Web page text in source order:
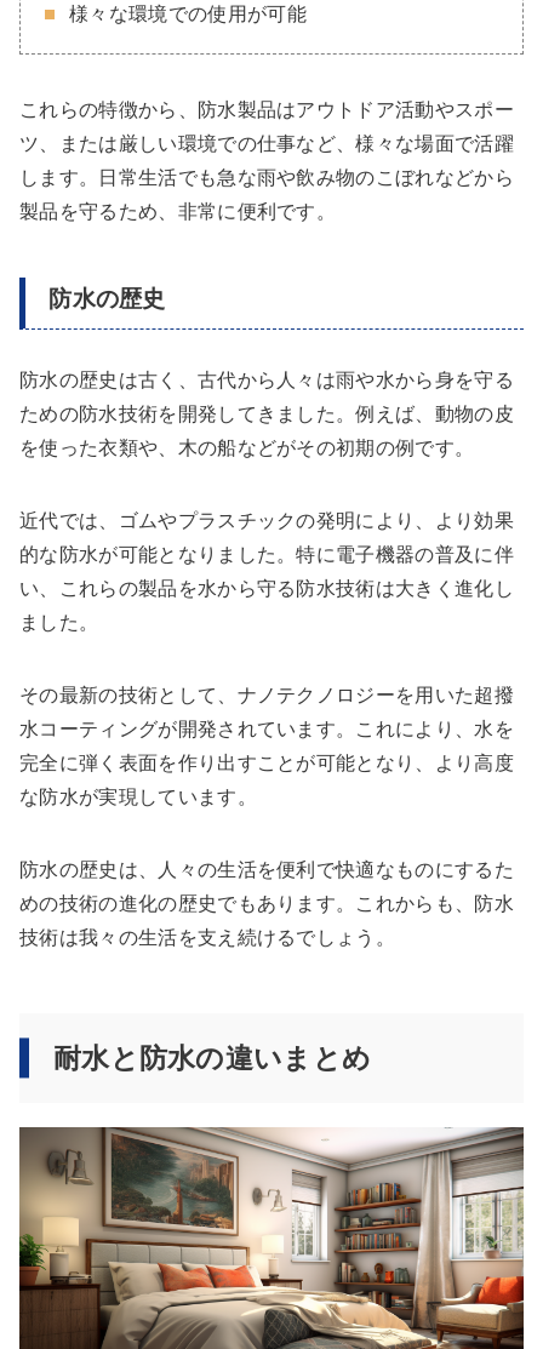
様々な環境での使用が可能
これらの特徴から、防水製品はアウトドア活動やスポー
ツ、または厳しい環境での仕事など、様々な場面で活躍
します。日常生活でも急な雨や飲み物のこぼれなどから
製品を守るため、非常に便利です。
防水の歴史
防水の歴史は古く、古代から人々は雨や水から身を守る
ための防水技術を開発してきました。例えば、動物の皮
を使った衣類や、木の船などがその初期の例です。
近代では、ゴムやプラスチックの発明により、より効果
的な防水が可能となりました。特に電子機器の普及に伴
い、これらの製品を水から守る防水技術は大きく進化し
ました。
その最新の技術として、ナノテクノロジーを用いた超撥
水コーティングが開発されています。これにより、水を
完全に弾く表面を作り出すことが可能となり、より高度
な防水が実現しています。
防水の歴史は、人々の生活を便利で快適なものにするた
めの技術の進化の歴史でもあります。これからも、防水
技術は我々の生活を支え続けるでしょう。
耐水と防水の違いまとめ